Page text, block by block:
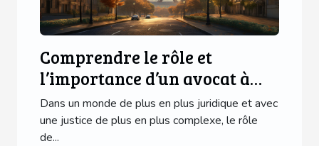
Comprendre le rôle et
l’importance d’un avocat à
Paris
Dans un monde de plus en plus juridique et avec
une justice de plus en plus complexe, le rôle
de...